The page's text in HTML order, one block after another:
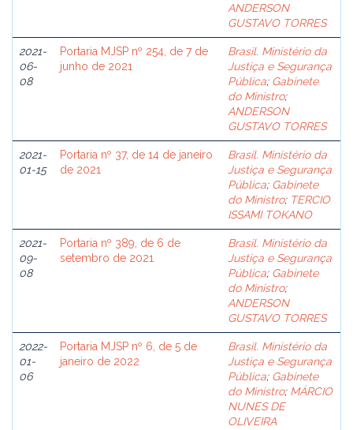
ANDERSON
GUSTAVO TORRES
2021-
06-
08
Portaria MJSP nº 254, de 7 de
junho de 2021
Brasil. Ministério da
Justiça e Segurança
Pública; Gabinete
do Ministro;
ANDERSON
GUSTAVO TORRES
2021-
01-15
Portaria nº 37, de 14 de janeiro
de 2021
Brasil. Ministério da
Justiça e Segurança
Pública; Gabinete
do Ministro; TERCIO
ISSAMI TOKANO
2021-
09-
08
Portaria nº 389, de 6 de
setembro de 2021
Brasil. Ministério da
Justiça e Segurança
Pública; Gabinete
do Ministro;
ANDERSON
GUSTAVO TORRES
2022-
01-
06
Portaria MJSP nº 6, de 5 de
janeiro de 2022
Brasil. Ministério da
Justiça e Segurança
Pública; Gabinete
do Ministro; MÁRCIO
NUNES DE
OLIVEIRA